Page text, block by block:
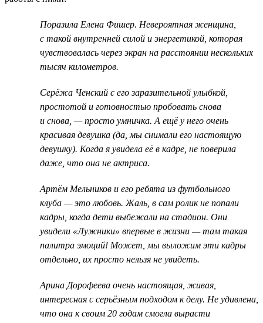
Поразила Елена Фишер. Невероятная женщина,
с такой внутренней силой и энергетикой, которая
чувствовалась через экран на расстоянии нескольких
тысяч километров.
Серёжа Ченский с его заразительной улыбкой,
простотой и готовностью пробовать снова
и снова, — просто умничка. А ещё у него очень
красивая девушка (да, мы снимали его настоящую
девушку). Когда я увидела её в кадре, не поверила
даже, что она не актриса.
Артём Мельников и его ребята из футбольного
клуба — это любовь. Жаль, в сам ролик не попали
кадры, когда дети выбежали на стадион. Они
увидели «Лужники» впервые в жизни — там такая
палитра эмоций! Может, мы выложим эти кадры
отдельно, их просто нельзя не увидеть.
Арина Дорофеева очень настоящая, живая,
интересная с серьёзным подходом к делу. Не удивлена,
что она к своим 20 годам смогла вырасти